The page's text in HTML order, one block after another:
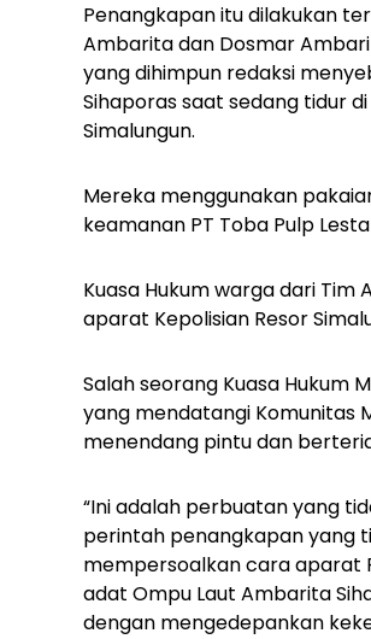
Penangkapan itu dilakukan
Ambarita dan Dosmar
yang dihimpun redaksi
Sihaporas saat sedang tidur
Simalungun.
Mereka menggunakan
keamanan PT Toba Pulp
Kuasa Hukum warga dari
aparat Kepolisian Resor
Salah seorang Kuasa Hukum
yang mendatangi Komunitas
menendang pintu dan
“Ini adalah perbuatan yang
perintah penangkapan yang
mempersoalkan cara aparat
adat Ompu Laut Ambarita
dengan mengedepankan